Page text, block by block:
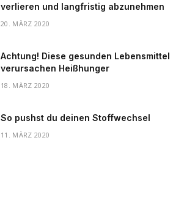
verlieren und langfristig abzunehmen
20. MÄRZ 2020
Achtung! Diese gesunden Lebensmittel
verursachen Heißhunger
18. MÄRZ 2020
So pushst du deinen Stoffwechsel
11. MÄRZ 2020